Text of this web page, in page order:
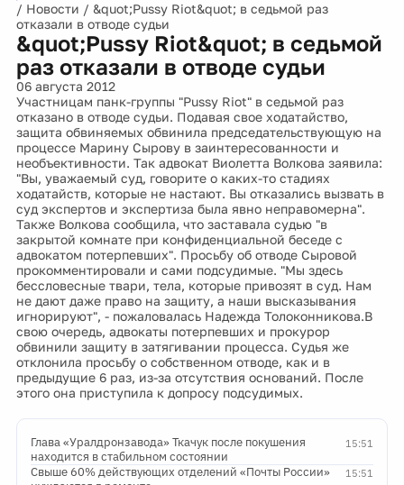
/ Новости / &quot;Pussy Riot&quot; в седьмой раз
отказали в отводе судьи
&quot;Pussy Riot&quot; в седьмой
раз отказали в отводе судьи
06 августа 2012
Участницам панк-группы "Pussy Riot" в седьмой раз
отказано в отводе судьи. Подавая свое ходатайство,
защита обвиняемых обвинила председательствующую на
процессе Марину Сырову в заинтересованности и
необъективности. Так адвокат Виолетта Волкова заявила:
"Вы, уважаемый суд, говорите о каких-то стадиях
ходатайств, которые не настают. Вы отказались вызвать в
суд экспертов и экспертиза была явно неправомерна".
Также Волкова сообщила, что заставала судью "в
закрытой комнате при конфиденциальной беседе с
адвокатом потерпевших". Просьбу об отводе Сыровой
прокомментировали и сами подсудимые. "Мы здесь
бессловесные твари, тела, которые привозят в суд. Нам
не дают даже право на защиту, а наши высказывания
игнорируют", - пожаловалась Надежда Толоконникова.В
свою очередь, адвокаты потерпевших и прокурор
обвинили защиту в затягивании процесса. Судья же
отклонила просьбу о собственном отводе, как и в
предыдущие 6 раз, из-за отсутствия оснований. После
этого она приступила к допросу подсудимых.
15:51
Глава «Уралдронзавода» Ткачук после покушения
находится в стабильном состоянии
15:51
Свыше 60% действующих отделений «Почты России»